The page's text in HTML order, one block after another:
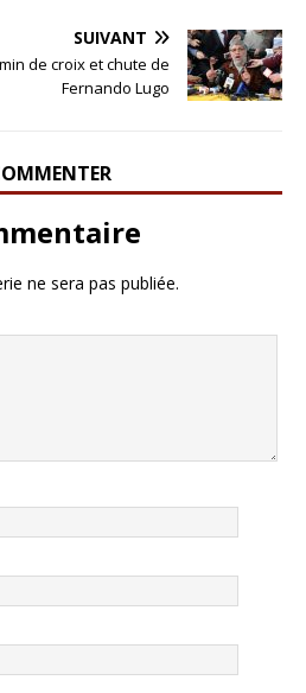
SUIVANT
de croix et chute de
Fernando Lugo
ne sera pas publiée.